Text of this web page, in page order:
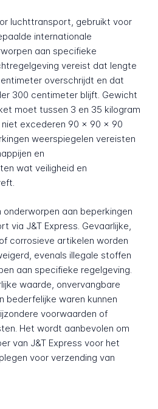
luchttransport, gebruikt voor
internationale
aan specifieke
vereist dat lengte
overschrijdt en dat
300 centimeter blijft. Gewicht
moet tussen 3 en 35 kilogram
excederen 90 x 90 x 90
weerspiegelen vereisten
en
wat veiligheid en
onderworpen aan beperkingen
via J&T Express. Gevaarlijke,
corrosieve artikelen worden
evenals illegale stoffen
aan specifieke regelgeving.
waarde, onvervangbare
bederfelijke waren kunnen
voorwaarden of
Het wordt aanbevolen om
van J&T Express voor het
voor verzending van